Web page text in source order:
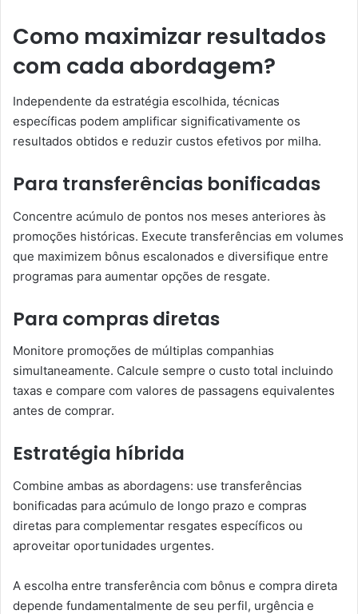
Como maximizar resultados
com cada abordagem?
Independente da estratégia escolhida, técnicas
específicas podem amplificar significativamente os
resultados obtidos e reduzir custos efetivos por milha.
Para transferências bonificadas
Concentre acúmulo de pontos nos meses anteriores às
promoções históricas. Execute transferências em volumes
que maximizem bônus escalonados e diversifique entre
programas para aumentar opções de resgate.
Para compras diretas
Monitore promoções de múltiplas companhias
simultaneamente. Calcule sempre o custo total incluindo
taxas e compare com valores de passagens equivalentes
antes de comprar.
Estratégia híbrida
Combine ambas as abordagens: use transferências
bonificadas para acúmulo de longo prazo e compras
diretas para complementar resgates específicos ou
aproveitar oportunidades urgentes.
A escolha entre transferência com bônus e compra direta
depende fundamentalmente de seu perfil, urgência e